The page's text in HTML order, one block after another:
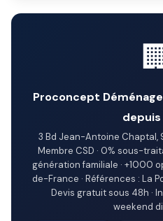
Proconcept
depuis
3 Bd Jean-Antoine Chaptal,
Membre CSD · 0% sous-
génération familiale · +1000
de-France · Références : La
Devis gratuit sous 48h ·
weekend